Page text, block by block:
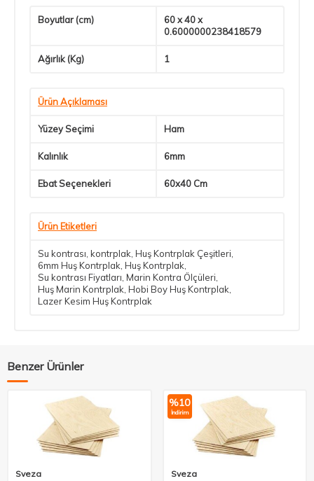
Boyutlar (cm)
60 x 40 x
0.6000000238418579
Ağırlık (Kg) 1
Ürün Açıklaması
Yüzey Seçimi Ham
Kalınlık 6mm
Ebat Seçenekleri 60x40 Cm
Ürün Etiketleri
Su kontrası kontrplak Huş Kontrplak Çeşitleri
6mm Huş Kontrplak Huş Kontrplak
Su kontrası Fiyatları Marin Kontra Ölçüleri
Huş Marin Kontrplak Hobi Boy Huş Kontrplak
Lazer Kesim Huş Kontrplak
Benzer Ürünler
Sveza
%10
İndirim
Sveza